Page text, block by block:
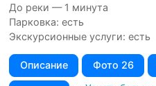
До реки — 1 минута
Парковка: есть
Экскурсионные услуги: есть
Описание Фото 26